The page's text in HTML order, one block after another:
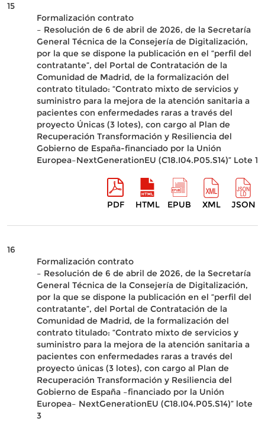
15
Formalización contrato
– Resolución de 6 de abril de 2026, de la Secretaría
General Técnica de la Consejería de Digitalización,
por la que se dispone la publicación en el “perfil del
contratante”, del Portal de Contratación de la
Comunidad de Madrid, de la formalización del
contrato titulado: “Contrato mixto de servicios y
suministro para la mejora de la atención sanitaria a
pacientes con enfermedades raras a través del
proyecto Únicas (3 lotes), con cargo al Plan de
Recuperación Transformación y Resiliencia del
Gobierno de España-financiado por la Unión
Europea–NextGenerationEU (C18.I04.P05.S14)” Lote 1
PDF HTML EPUB XML JSON
16
Formalización contrato
– Resolución de 6 de abril de 2026, de la Secretaría
General Técnica de la Consejería de Digitalización,
por la que se dispone la publicación en el “perfil del
contratante”, del Portal de Contratación de la
Comunidad de Madrid, de la formalización del
contrato titulado: “Contrato mixto de servicios y
suministro para la mejora de la atención sanitaria a
pacientes con enfermedades raras a través del
proyecto únicas (3 lotes), con cargo al Plan de
Recuperación Transformación y Resiliencia del
Gobierno de España –financiado por la Unión
Europea– NextGenerationEU (C18.I04.P05.S14)” lote
3